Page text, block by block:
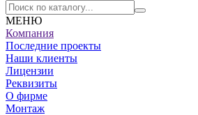
МЕНЮ
Компания
Последние проекты
Наши клиенты
Лицензии
Реквизиты
О фирме
Монтаж